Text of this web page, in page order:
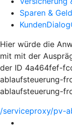
Sparen &
Hier würde die
mit mit der
der ID 4a464fef-
ablaufsteuerung-
ablaufsteuerung-
/serviceproxy/pv-